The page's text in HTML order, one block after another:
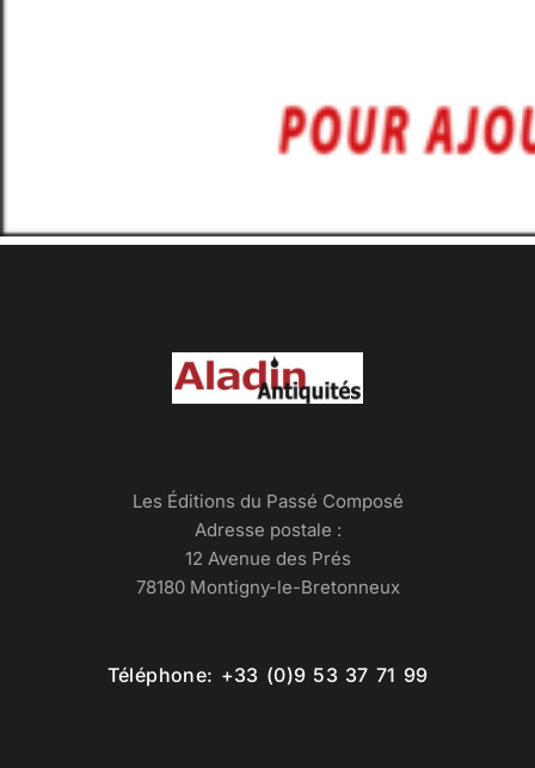
Les Éditions du Passé Composé
Adresse postale :
12 Avenue des Prés
78180 Montigny-le-Bretonneux
Téléphone: +33 (0)9 53 37 71 99